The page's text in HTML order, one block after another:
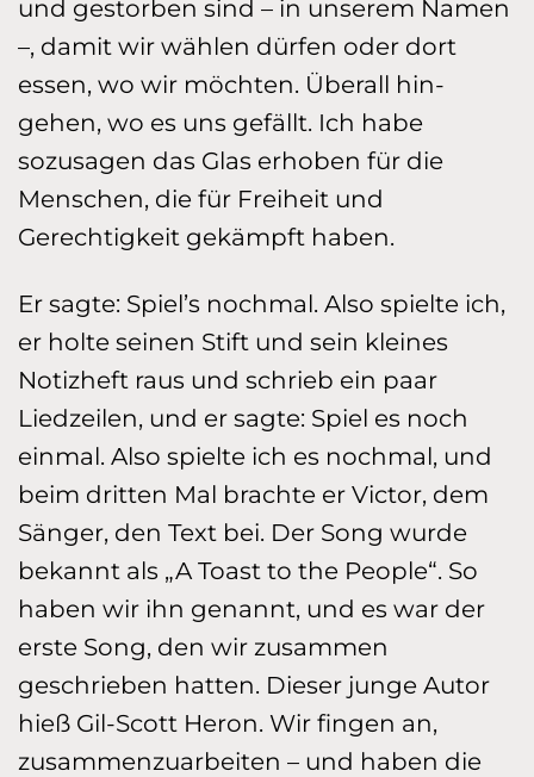
und gestorben sind – in unse­rem Namen
–, damit wir wählen dür­fen oder dort
essen, wo wir möchten. Überall hin­
gehen, wo es uns gefällt. Ich habe
sozusagen das Glas erhoben für die
Menschen, die für Freiheit und
Gerechtigkeit gekämpft haben.
Er sagte: Spiel’s nochmal. Also spielte ich,
er holte seinen Stift und sein kleines
Notizheft raus und schrieb ein paar
Liedzeilen, und er sagte: Spiel es noch
einmal. Also spielte ich es noch­mal, und
beim dritten Mal brachte er Victor, dem
Sänger, den Text bei. Der Song wurde
bekannt als „A Toast to the People“. So
haben wir ihn ge­nannt, und es war der
erste Song, den wir zusammen
geschrieben hat­ten. Dieser junge Autor
hieß Gil-Scott Heron. Wir fingen an,
zusam­menzu­arbeiten – und haben die